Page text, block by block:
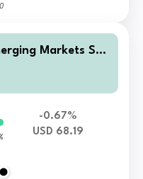
Markets SRI
- UCITS ETF D
-0.67%
USD 68.19